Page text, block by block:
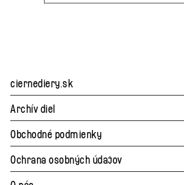
ciernediery.sk
Archív diel
Obchodné podmienky
Ochrana osobných údajov